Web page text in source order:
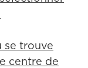
se trouve
centre de